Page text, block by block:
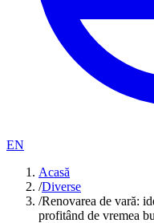
EN
Acasă
/Diverse
/Renovarea de vară:
profitând de vremea